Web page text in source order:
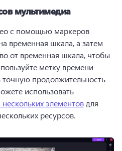
мультимедиа
с помощью маркеров
временная шкала, а затем
от временная шкала, чтобы
метку времени
продолжительность
использовать
элементов для
ресурсов.